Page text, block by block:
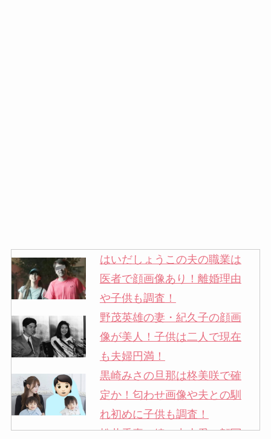
はいだしょうこの夫の職業は
医者で顔画像あり！離婚理由
や子供も調査！
野茂英雄の妻・紀久子の顔画
像が美人！子供は二人で現在
も夫婦円満！
黒崎みさの旦那は柊美咲で確
定か！匂わせ画像や夫との馴
れ初めに子供も調査！
松井秀喜の嫁・中山愛の顔写